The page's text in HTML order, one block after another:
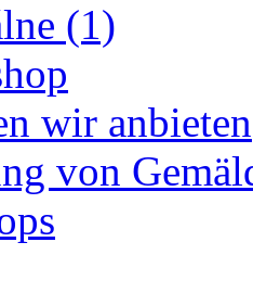
(1)
wir anbieten
von